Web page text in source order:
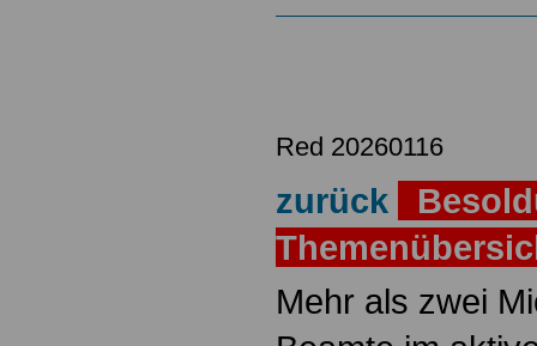
Red 20260116
zurück
Mehr als zwei